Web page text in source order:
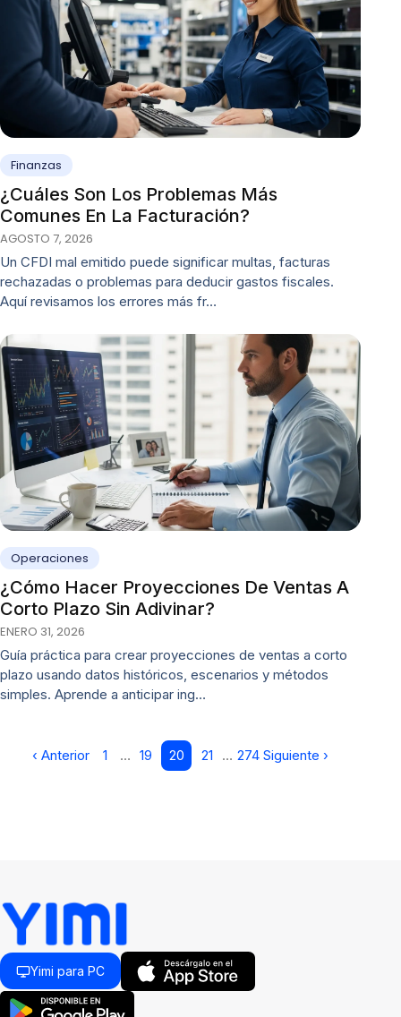
Finanzas
¿Cuáles Son Los Problemas Más
Comunes En La Facturación?
AGOSTO 7, 2026
Un CFDI mal emitido puede significar multas, facturas
rechazadas o problemas para deducir gastos fiscales.
Aquí revisamos los errores más fr…
Operaciones
¿Cómo Hacer Proyecciones De Ventas A
Corto Plazo Sin Adivinar?
ENERO 31, 2026
Guía práctica para crear proyecciones de ventas a corto
plazo usando datos históricos, escenarios y métodos
simples. Aprende a anticipar ing…
‹ Anterior 1 … 19 20 21 … 274 Siguiente ›
Yimi para PC